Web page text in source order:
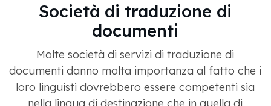
Società di traduzione di
documenti
Molte società di servizi di traduzione di
documenti danno molta importanza al fatto che i
loro linguisti dovrebbero essere competenti sia
nella lingua di destinazione che in quella di